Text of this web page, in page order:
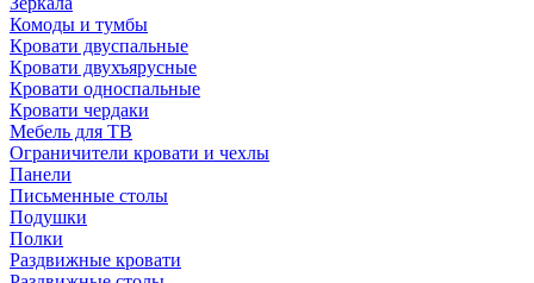
Комоды и тумбы
Кровати двуспальные
Кровати двухъярусные
Кровати односпальные
Кровати чердаки
Мебель для ТВ
Ограничители кровати и чехлы
Панели
Письменные столы
Подушки
Полки
Раздвижные кровати